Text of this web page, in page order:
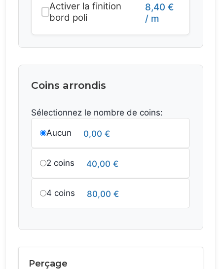
Activer la finition
bord poli
8,40€
/ m
Coins arrondis
Sélectionnez le nombre de coins:
Aucun 0,00 €
2 coins 40,00 €
4 coins 80,00 €
Perçage